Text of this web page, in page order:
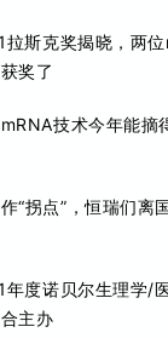
斯克奖揭晓，两
奖了
技术今年能摘
“拐点”，恒瑞们离
度诺贝尔生理学/
主办